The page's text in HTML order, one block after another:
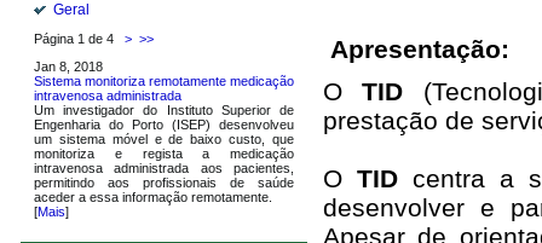
Geral
Página 1 de 4 > >>
Jan 8, 2018
Sistema monitoriza remotamente medicação
intravenosa administrada
Um investigador do Instituto Superior de
Engenharia do Porto (ISEP) desenvolveu
um sistema móvel e de baixo custo, que
monitoriza e regista a medicação
intravenosa administrada aos pacientes,
permitindo aos profissionais de saúde
aceder a essa informação remotamente.
[Mais]
Apresentação:
OTID
prestação de
OTID centra a
desenvolver e
Apesar de